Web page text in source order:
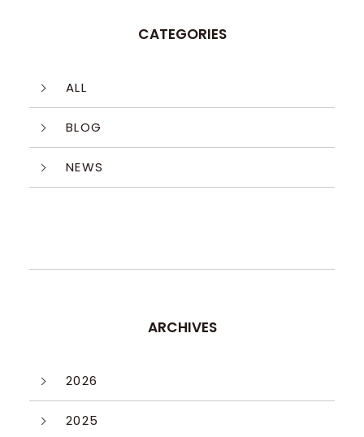
CATEGORIES
ALL
BLOG
NEWS
ARCHIVES
2026
2025